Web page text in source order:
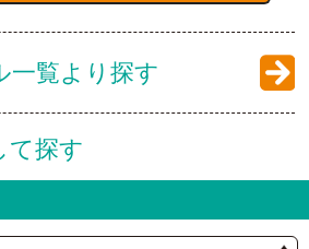
一覧より探す
て探す